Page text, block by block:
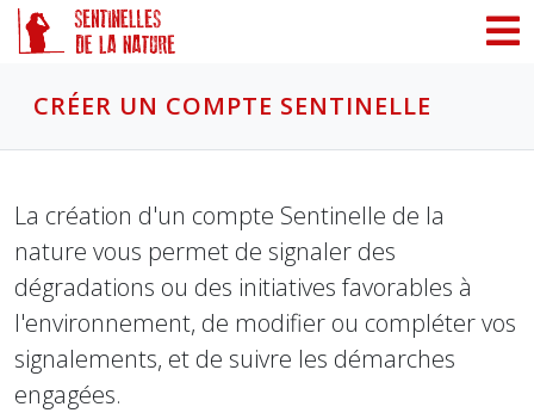
CRÉER UN COMPTE SENTINELLE
La création d'un compte Sentinelle de la
nature vous permet de signaler des
dégradations ou des initiatives favorables à
l'environnement, de modifier ou compléter vos
signalements, et de suivre les démarches
engagées.
Panneau de gestion des cookies